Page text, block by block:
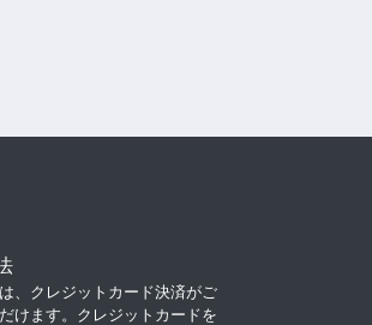
、クレジットカード決済がご
けます。クレジットカードを